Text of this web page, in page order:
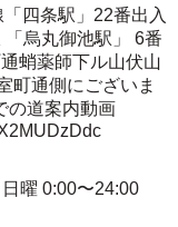
四条駅」22番出入
烏丸御池駅」 6番
蛸薬師下ル山伏山
町通側にございま
の道案内動画
曜 0:00〜24:00